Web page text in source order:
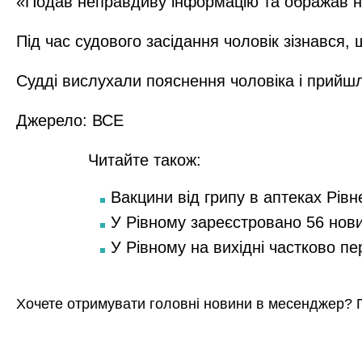
Під час судового засідання чоловік
Судді вислухали пояснення чоловіка і
Джерело: ВСЕ
Читайте також:
Вакцини від грипу в аптеках
У Рівному зареєстровано 56
У Рівному на вихідні частково
Хочете отримувати головні новини в месенджер?